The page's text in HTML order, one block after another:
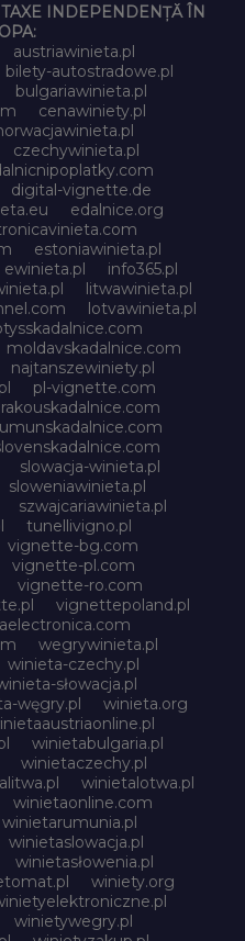
INDEPENDENȚĂ ÎN
austriawinieta.pl
bilety-autostradowe.pl
bulgariawinieta.pl
cenawiniety.pl
czechywinieta.pl
digital-vignette.de
edalnice.org
estoniawinieta.pl
ewinieta.pl
info365.pl
litwawinieta.pl
lotvawinieta.pl
moldavskadalnice.com
najtanszewiniety.pl
pl-vignette.com
rakouskadalnice.com
slowacja-winieta.pl
sloweniawinieta.pl
szwajcariawinieta.pl
tunellivigno.pl
vignette-bg.com
vignette-pl.com
vignette-ro.com
vignettepoland.pl
wegrywinieta.pl
winieta-czechy.pl
słowacja.pl
węgry.pl
winieta.org
winietabulgaria.pl
winietaczechy.pl
winietalotwa.pl
winietaonline.com
winietarumunia.pl
winietaslowacja.pl
winietasłowenia.pl
winiety.org
winietywegry.pl